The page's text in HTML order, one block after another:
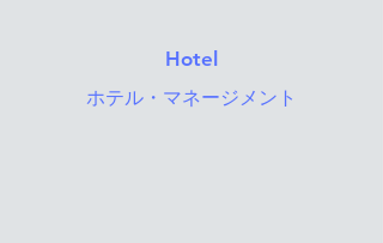
​ホテル・マネージメント
Hotel